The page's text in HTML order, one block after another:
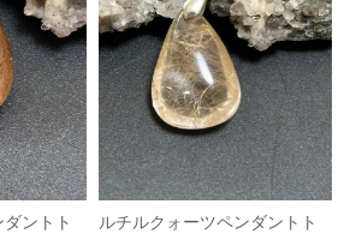
ントト ルチルクォーツペンダントト